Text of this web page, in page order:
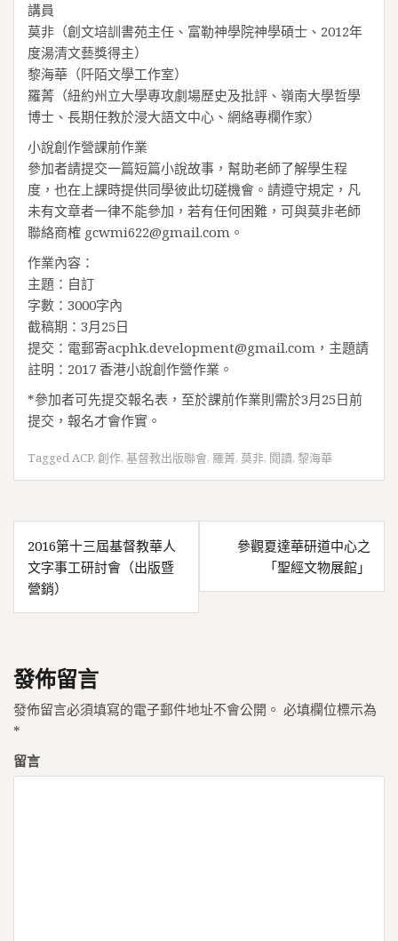
講員
莫非（創文培訓書苑主任、富勒神學院神學碩士、2012年
度湯清文藝獎得主）
黎海華（阡陌文學工作室）
羅菁（紐約州立大學專攻劇場歷史及批評、嶺南大學哲學
博士、長期任教於浸大語文中心、網絡專欄作家）
小說創作營課前作業
參加者請提交一篇短篇小說故事，幫助老師了解學生程
度，也在上課時提供同學彼此切磋機會。請遵守規定，凡
未有文章者一律不能參加，若有任何困難，可與莫非老師
聯絡商榷 gcwmi622@gmail.com。
作業內容：
主題：自訂
字數：3000字內
截稿期：3月25日
提交：電郵寄acphk.development@gmail.com，主題請
註明：2017 香港小說創作營作業。
*參加者可先提交報名表，至於課前作業則需於3月25日前
提交，報名才會作實。
TaggedACP, 創作, 基督教出版聯會, 羅菁, 莫非, 閱讀, 黎海華
文
章
導
覽
2016第十三屆基督教華人
文字事工研討會（出版暨
營銷）
參觀夏達華研道中心之
「聖經文物展館」
發佈留言
發佈留言必須填寫的電子郵件地址不會公開。 必填欄位標示為
*
留言